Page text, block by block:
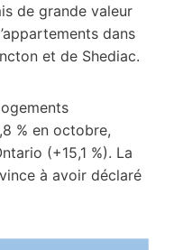
de grande valeur
dans
et de Shediac.
% en octobre,
(+15,1 %). La
à avoir déclaré